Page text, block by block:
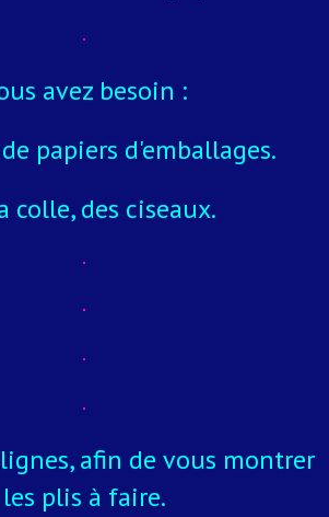
avez besoin :
papiers d'emballages.
colle,des ciseaux.
afin de vous montrer
les plis à faire.